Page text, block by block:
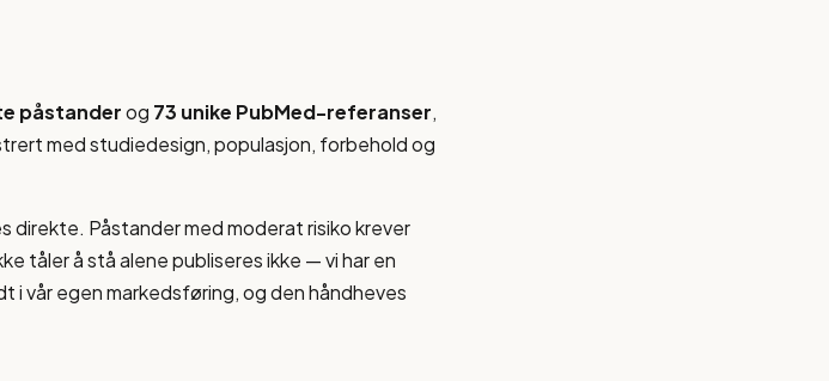
påstanderog 73 unike PubMed-referanser,
med studiedesign, populasjon, forbehold og
direkte. Påstander med moderat risiko krever
tåler å stå alene publiseres ikke — vi har en
i vår egen markedsføring, og den håndheves